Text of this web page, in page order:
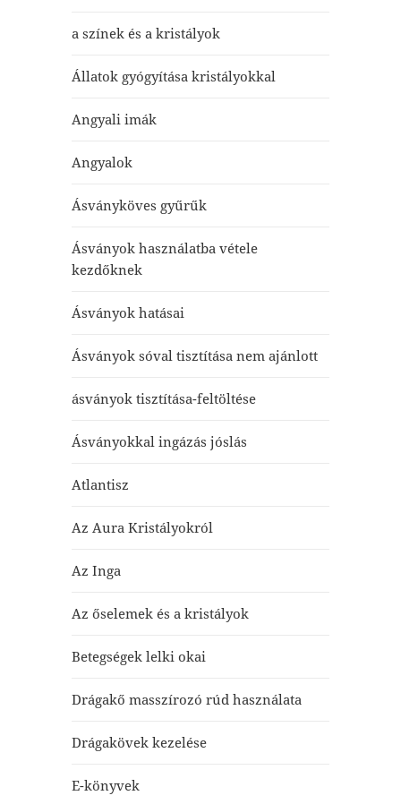
a színek és a kristályok
Állatok gyógyítása kristályokkal
Angyali imák
Angyalok
Ásványköves gyűrűk
Ásványok használatba vétele
kezdőknek
Ásványok hatásai
Ásványok sóval tisztítása nem ajánlott
ásványok tisztítása-feltöltése
Ásványokkal ingázás jóslás
Atlantisz
Az Aura Kristályokról
Az Inga
Az őselemek és a kristályok
Betegségek lelki okai
Drágakő masszírozó rúd használata
Drágakövek kezelése
E-könyvek